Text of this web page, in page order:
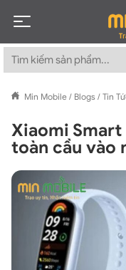
Min Mobile / Blogs / Tin
Xiaomi
toàn cầu vào